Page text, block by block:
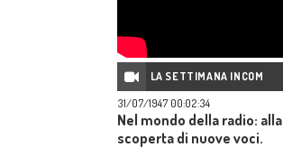
LA SETTIMANA INCOM
31/07/1947 00:02:34
Nel mondo della radio: alla
scoperta di nuove voci.